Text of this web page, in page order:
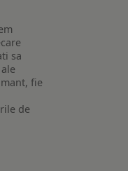
sa
fie
de